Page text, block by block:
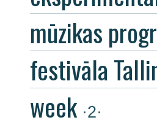
mūzikas
festivāla
week ·2·